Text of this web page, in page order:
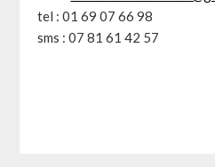
tel : 01 69 07 66 98
sms : 07 81 61 42 57